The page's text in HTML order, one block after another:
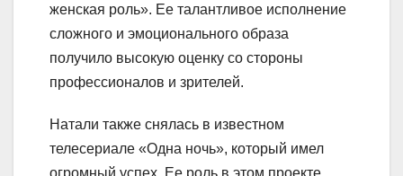
женская роль». Ее талантливое исполнение
сложного и эмоционального образа
получило высокую оценку со стороны
профессионалов и зрителей.
Натали также снялась в известном
телесериале «Одна ночь», который имел
огромный успех. Ее роль в этом проекте